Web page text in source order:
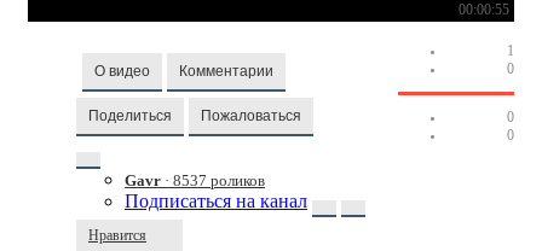
00:00:55
О видео Комментарии
Поделиться Пожаловаться
Gavr · 8537 роликов
Подписаться на канал
Нравится
1
0
0
0